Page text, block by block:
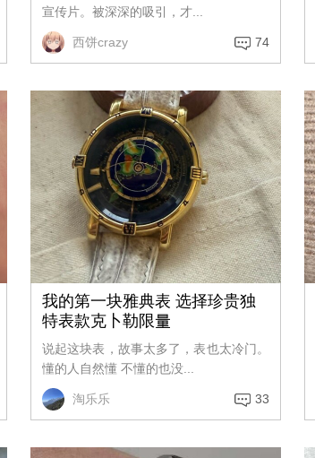
宣传片。被深深的吸引，才...
西饼crazy 74
我的第一块雅典表 选择珍贵独
特表款克卜勒限量
说起这块表，故事太多了，表也太冷门。
懂的人自然懂 不懂的也没...
淘乐乐 33